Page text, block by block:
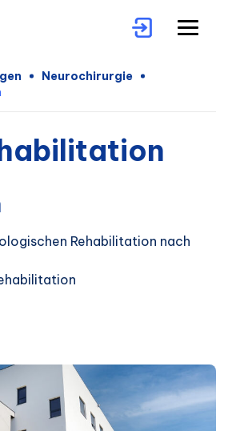
Neurochirurgie
Rehabilitation nach